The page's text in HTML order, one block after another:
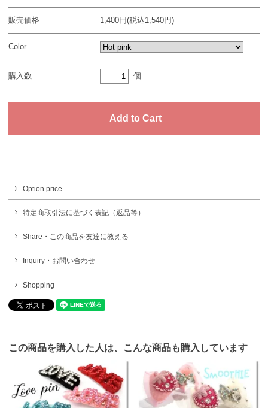
販売価格 1,400円(税込1,540円)
Color
購入数 個
Option price
特定商取引法に基づく表記（返品等）
Share・この商品を友達に教える
Inquiry・お問い合わせ
Shopping
この商品を購入した人は、こんな商品も購入しています